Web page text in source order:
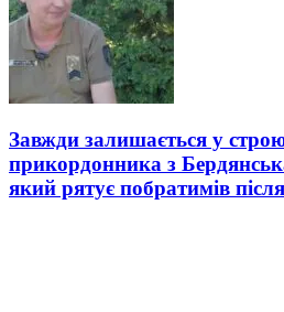
Завжди залишається у
прикордонника з
який рятує побратимів